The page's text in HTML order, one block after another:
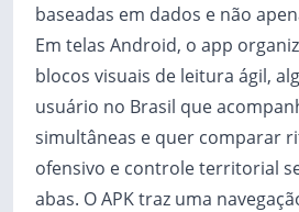
baseadas em dados e não
Em telas Android, o app
blocos visuais de leitura ágil,
usuário no Brasil que
simultâneas e quer comparar
ofensivo e controle territorial
abas. O APK traz uma